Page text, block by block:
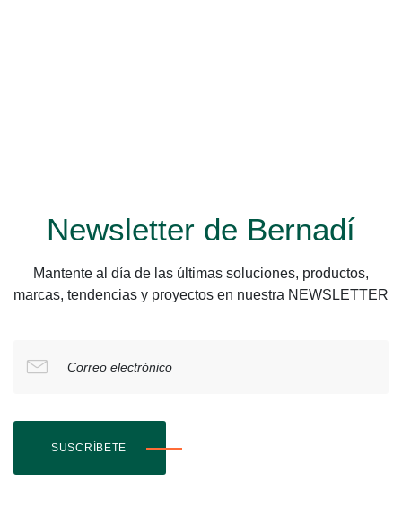
Newsletter de Bernadí
Mantente al día de las últimas soluciones, productos,
marcas, tendencias y proyectos en nuestra NEWSLETTER
Correo electrónico
SUSCRÍBETE